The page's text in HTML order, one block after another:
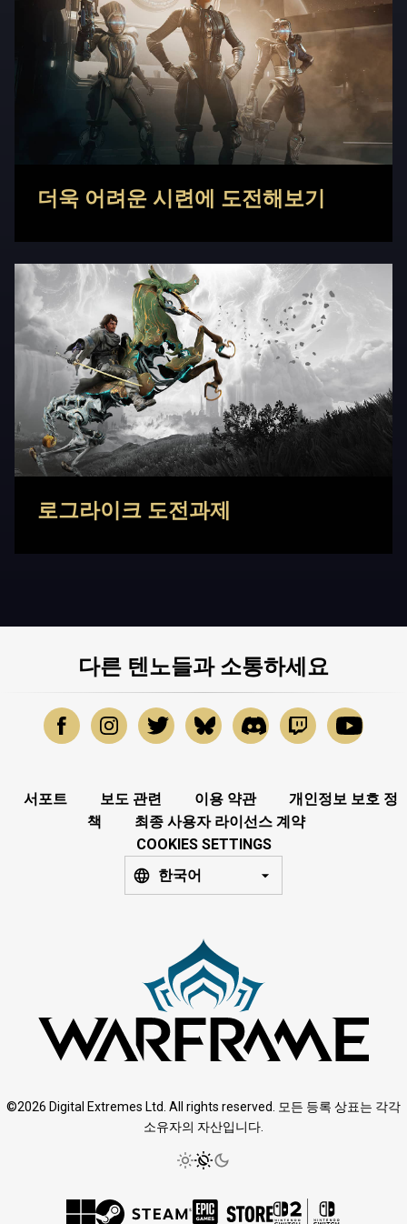
더욱 어려운 시련에 도전해보기
로그라이크 도전과제
다른 텐노들과 소통하세요
서포트 보도 관련 이용 약관
개인정보 보호 정
책
최종 사용자 라이선스 계약
COOKIES SETTINGS
한국어
©2026 Digital Extremes Ltd. All rights reserved. 모든 등록 상표는 각각
소유자의 자산입니다.